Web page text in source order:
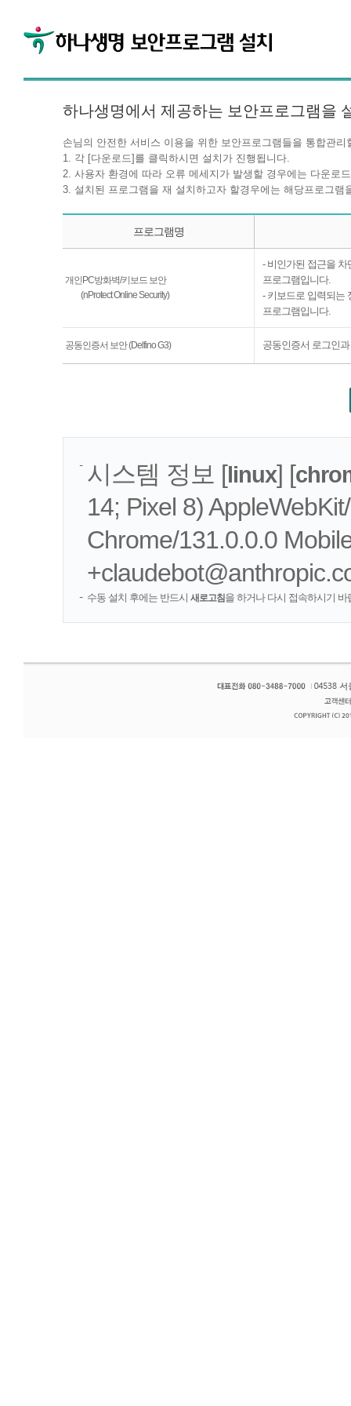
하나생명에서 제공하는 보안프로그램을
손님의 안전한 서비스 이용을 위한 보안프로그램들을 통합관리
1. 각 [다운로드]를 클릭하시면 설치가 진행됩니다.
2. 사용자 환경에 따라 오류 메세지가 발생할 경우에는 다운로
3. 설치된 프로그램을 재 설치하고자 할경우에는 해당프로그램
프로그램명
개인PC방화벽/키보드 보안
(nProtect Online Security)
- 비인가된 접근을
프로그램입니다.
- 키보드로 입력되는
프로그램입니다.
공동인증서 보안 (Delfino G3) 공동인증서 로그인
시스템 정보 [linux] [
14; Pixel 8)
Chrome/131.0.0.0
수동 설치 후에는 반드시 새로고침을 하거나 다시 접속하시기 바